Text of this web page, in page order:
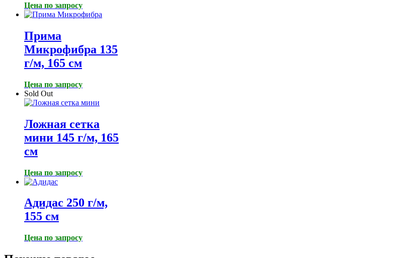
Цена по запросу
Прима
Микрофибра 135
г/м, 165 см
Цена по запросу
Sold Out
Ложная сетка
мини 145 г/м, 165
см
Цена по запросу
Адидас 250 г/м,
155 см
Цена по запросу